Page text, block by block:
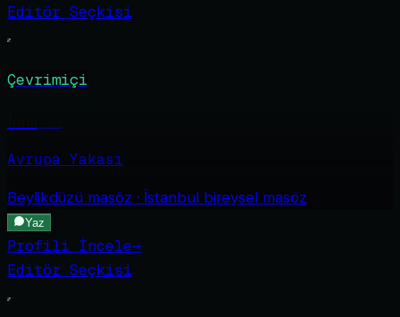
Editör Seçkisi
Çevrimiçi
Avrupa Yakası
Beylikdüzü masöz · İstanbul bireysel masöz
Yaz
Profili İncele→
Editör Seçkisi